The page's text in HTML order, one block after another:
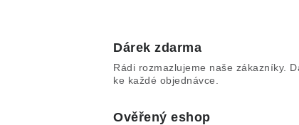
Dárek zdarma
Rádi rozmazlujeme naše zákazníky.
ke každé objednávce.
Ověřený eshop